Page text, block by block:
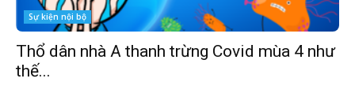
Sự kiện nội bộ
Thổ dân nhà A thanh trừng Covid mùa 4 như
thế...